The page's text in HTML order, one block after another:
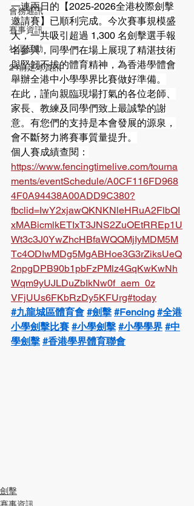
會務通訊
賽事資訊
社區活動
24前足球資訊
一連兩日的【2025-2026全港校際劍擊
邀請賽】已順利完成。今次賽事規模盛
大，一共吸引超過 1,300 名劍擊選手報
名參與，同學們在場上展現了精湛技術
與堅韌不拔的體育精神，為香港學體會
舉辦全港中小學學界比賽做好準備。
在此，謹向親臨現場打氣的各位老師、
家長、教練及同學們致上最誠摯的謝
意。有您們的支持是本會發展的源泉，
會不斷努力將賽事質量提升。
個人賽成績查閱：
https://www.fencingtimelive.com/tourna
ments/eventSchedule/A0CF116FD968
4F0A94438A00ADD9C380?
fbclid=IwY2xjawQKNKNleHRuA2FlbQI
xMABicmlkETIxT3JNS2ZuOEtRREp1U
Wt3c3J0YwZhcHBfaWQQMjIyMDM5M
Tc4ODIwMDg5MgABHoe3G3rZiksUeQ
2npgDPB90b1pbFzPMlz4GqKwKwNh
Wqm9yUJLDuZbIkNw0f_aem_0z
VFjUUs6FKbRzDy5KFUrg#today
#九龍城區體育會 #劍擊 #Fencing #全港
小學劍擊比賽 #小學劍擊 #小學學界 #中
學劍擊 #香港學界體育聯會
劍擊